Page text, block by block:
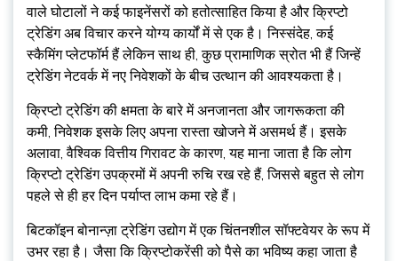
वाले घोटालों ने कई फाइनेंसरों को हतोत्साहित किया है और क्रिप्टो
ट्रेडिंग अब विचार करने योग्य कार्यों में से एक है। निस्संदेह, कई
स्कैमिंग प्लेटफॉर्म हैं लेकिन साथ ही, कुछ प्रामाणिक स्रोत भी हैं जिन्हें
ट्रेडिंग नेटवर्क में नए निवेशकों के बीच उत्थान की आवश्यकता है।
क्रिप्टो ट्रेडिंग की क्षमता के बारे में अनजानता और जागरूकता की
कमी, निवेशक इसके लिए अपना रास्ता खोजने में असमर्थ हैं। इसके
अलावा, वैश्विक वित्तीय गिरावट के कारण, यह माना जाता है कि लोग
क्रिप्टो ट्रेडिंग उपक्रमों में अपनी रुचि रख रहे हैं, जिससे बहुत से लोग
पहले से ही हर दिन पर्याप्त लाभ कमा रहे हैं।
बिटकॉइन बोनान्ज़ा ट्रेडिंग उद्योग में एक चिंतनशील सॉफ्टवेयर के रूप में
उभर रहा है। जैसा कि क्रिप्टोकरेंसी को पैसे का भविष्य कहा जाता है